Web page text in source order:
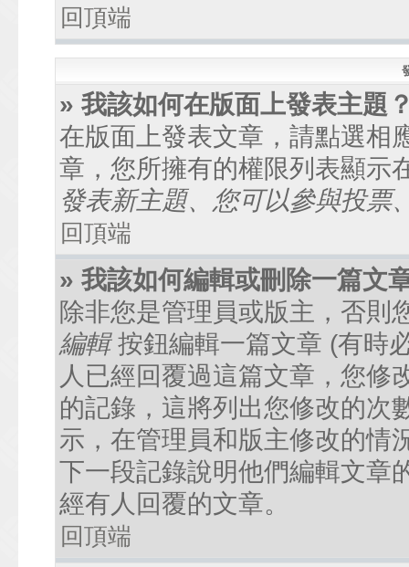
回頂端
» 我該如何在版面上發表主題
在版面上發表文章，請點選相
章，您所擁有的權限列表顯示
發表新主題、您可以參與投票
回頂端
» 我該如何編輯或刪除一篇文
除非您是管理員或版主，否則
編輯按鈕編輯一篇文章 (有時
人已經回覆過這篇文章，您修
的記錄，這將列出您修改的次
示，在管理員和版主修改的情
下一段記錄說明他們編輯文章
經有人回覆的文章。
回頂端